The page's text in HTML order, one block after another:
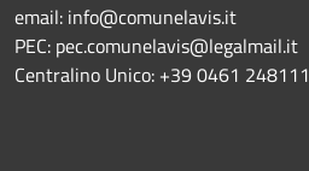
email: info@comunelavis.it
PEC: pec.comunelavis@legalmail.it
Centralino Unico: +39 0461 248111